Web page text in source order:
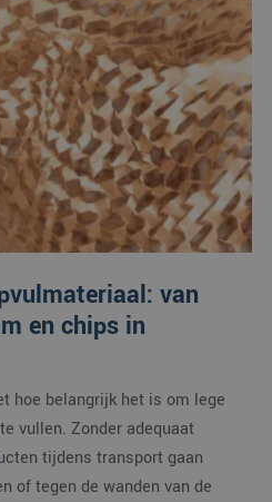
van
en chips in
hoe belangrijk het is om lege
vullen. Zonder adequaat
tijdens transport gaan
of tegen de wanden van de